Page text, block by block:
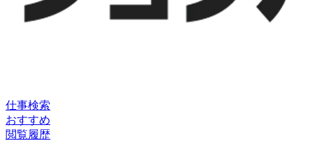
仕事検索
おすすめ
閲覧履歴